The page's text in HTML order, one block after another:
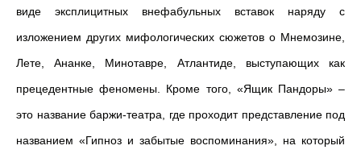
виде эксплицитных внефабульных вставок наряду с
изложением других мифологических сюжетов о Мнемозине,
Лете, Ананке, Минотавре, Атлантиде, выступающих как
прецедентные феномены. Кроме того, «Ящик Пандоры» –
это название баржи-театра, где проходит представление под
названием «Гипноз и забытые воспоминания», на который